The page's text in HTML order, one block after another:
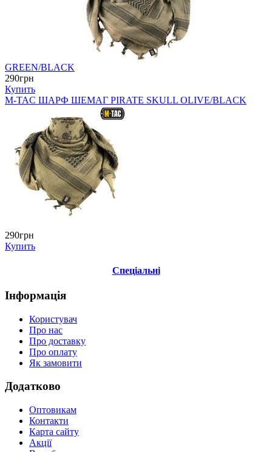
GREEN/BLACK
290грн
Купить
M-TAC ШАРФ ШЕМАГ PIRATE SKULL OLIVE/BLACK
290грн
Купить
Спеціальні
Інформація
Користувач
Про нас
Про доставку
Про оплату
Як замовити
Додатково
Оптовикам
Контакти
Карта сайту
Акції